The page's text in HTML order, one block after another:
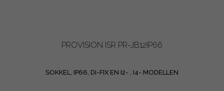
PROVISION ISR PR-JB12IP66
SOKKEL, IP66, DI-FIX EN I2- , I4- MODELLEN